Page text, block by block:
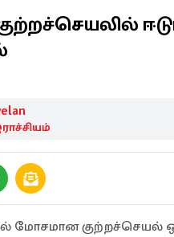
மோசமான குற்றச்செயல்